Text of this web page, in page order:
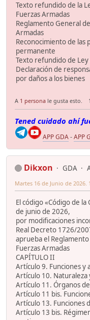
Texto refundido de la
Fuerzas Armadas
Reglamento General
Armadas
Reconocimiento de las
permanente
Texto refundido de Ley
Declaración de
por daños a los bienes
A 1 persona le gusta esto.
Tened cuidado ahí
APP GDA-APP
Dikxon GDA
Martes 16 de Junio de 2026.
El código «Código de la
de junio de 2026,
por modificaciones
Real Decreto 1726/
aprueba el
Fuerzas Armadas
CAPÍTULO II
Artículo 9. Funciones y
Artículo 10. Naturaleza
Artículo 11. Órganos
Artículo 11 bis.
Artículo 13. Funciones
Artículo 13 bis.